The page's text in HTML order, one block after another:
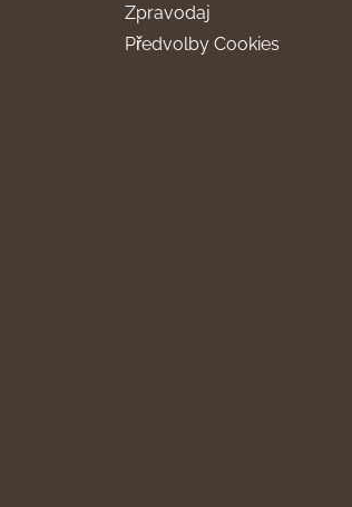
Zpravodaj
Předvolby Cookies